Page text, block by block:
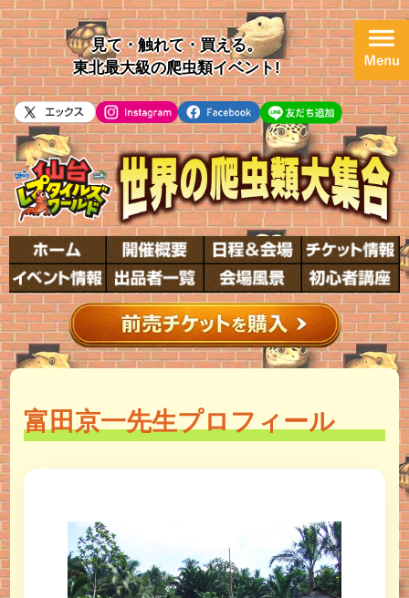
見て・触れて・買える。
東北最大級の爬虫類イベント!
富田京一先生プロフィール